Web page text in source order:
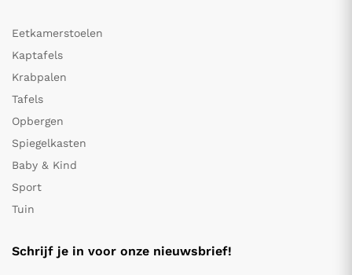
Eetkamerstoelen
Kaptafels
Krabpalen
Tafels
Opbergen
Spiegelkasten
Baby & Kind
Sport
Tuin
Schrijf je in voor onze nieuwsbrief!